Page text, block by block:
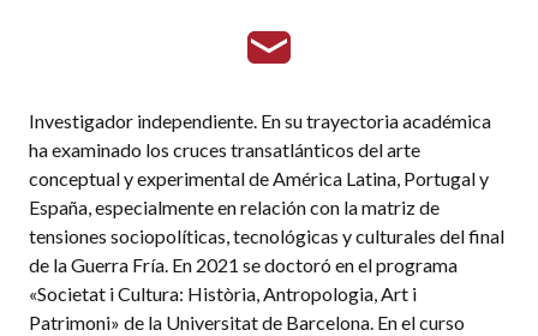
Investigador independiente. En su trayectoria académica
ha examinado los cruces transatlánticos del arte
conceptual y experimental de América Latina, Portugal y
España, especialmente en relación con la matriz de
tensiones sociopolíticas, tecnológicas y culturales del final
de la Guerra Fría. En 2021 se doctoró en el programa
«Societat i Cultura: Història, Antropologia, Art i
Patrimoni» de la Universitat de Barcelona. En el curso